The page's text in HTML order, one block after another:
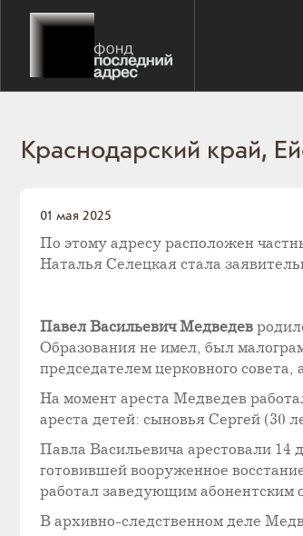
Краснодарский край,
01 мая 2025
По этому адресу расположен
Наталья Селецкая стала
Павел Васильевич Медведев
Образования не имел, был
председателем церковного
На момент ареста Медведев
ареста детей: сыновья Сергей (30
Павла Васильевича арестовали 14
готовившей вооруженное
работал заведующим абонентским
В архивно-следственном деле